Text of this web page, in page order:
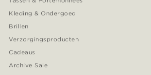
Kleding & Ondergoed
Brillen
Verzorgingsproducten
Cadeaus
Archive Sale